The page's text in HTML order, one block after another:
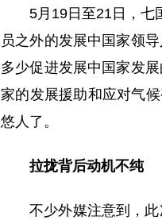
5月19日至21日，七
员之外的发展中国家领
多少促进发展中国家发
家的发展援助和应对气
悠人了。
拉拢背后动机不纯
不少外媒注意到，